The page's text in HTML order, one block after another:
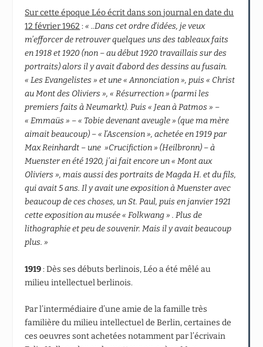
Sur cette époque Léo écrit dans son journal en date du
12 février 1962 :« ..Dans cet ordre d’idées, je veux
m’efforcer de retrouver quelques uns des tableaux faits
en 1918 et 1920 (non – au début 1920 travaillais sur des
portraits) alors il y avait d’abord des dessins au fusain.
« Les Evangelistes » et une « Annonciation », puis « Christ
au Mont des Oliviers », « Résurrection » (parmi les
premiers faits à Neumarkt). Puis « Jean à Patmos » –
« Emmaüs » – « Tobie devenant aveugle » (que ma mère
aimait beaucoup) – « l’Ascension », achetée en 1919 par
Max Reinhardt – une »Crucifiction » (Heilbronn) – à
Muenster en été 1920, j’ai fait encore un « Mont aux
Oliviers », mais aussi des portraits de Magda H. et du fils,
qui avait 5 ans. Il y avait une exposition à Muenster avec
beaucoup de ces choses, un St. Paul, puis en janvier 1921
cette exposition au musée « Folkwang » . Plus de
lithographie et peu de souvenir. Mais il y avait beaucoup
plus. »
1919: Dès ses débuts berlinois, Léo a été mêlé au
milieu intellectuel berlinois.
Par l’intermédiaire d’une amie de la famille très
familière du milieu intellectuel de Berlin, certaines de
ces oeuvres sont achetées notamment par l’écrivain